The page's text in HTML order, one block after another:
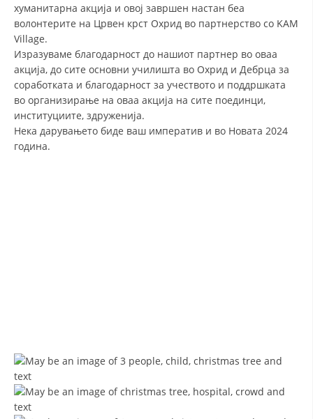
MЕЃУНАРОДНО ХУМАНИТАРНО ПРАВО
УПОТРЕБА И ЗАШТИТА НА АМБЛЕМОТ
СОЦИЈАЛНО ХУМАНИТАРНА ДЕЈНОСТ
КАКО ДА ДОНИРАТЕ
ПОДГОТВЕНОСТ И ДЕЈСТВО ПРИ КАТАСТРОФИ
хуманитарна акција и овој завршен настан беа
волонтерите на Црвен крст Охрид во партнерство со KAM
Village.
Изразуваме благодарност до нашиот партнер во оваа
акција, до сите основни училишта во Охрид и Дебрца за
соработката и благодарност за учеството и поддршката
во организирање на оваа акција на сите поединци,
институциите, здруженија.
Нека дарувањето биде ваш императив и во Новата 2024
година.